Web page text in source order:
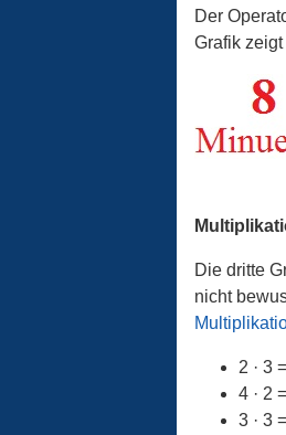
Der
Grafik
Die dritte
nicht
2 · 3
4 · 2
3 · 3